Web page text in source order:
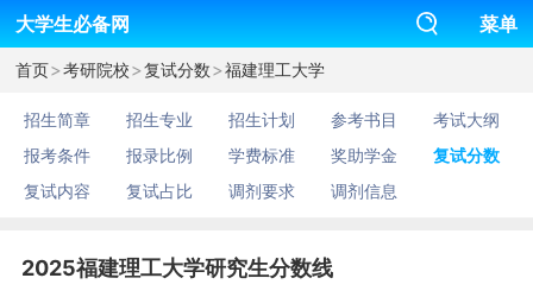
大学生必备网 菜单
首页>考研院校>复试分数>福建理工大学
招生简章 招生专业 招生计划 参考书目
考试大纲
报考条件
报录比例 学费标准 奖助学金
复试分数
复试内容
复试占比 调剂要求 调剂信息
2025福建理工大学研究生分数线